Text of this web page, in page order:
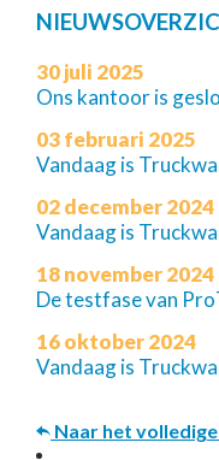
30 juli 2025
Ons kantoor is
03 februari 2025
Vandaag is
02 december 2024
Vandaag is
18 november 2024
De testfase van
16 oktober 2024
Vandaag is
Naar het